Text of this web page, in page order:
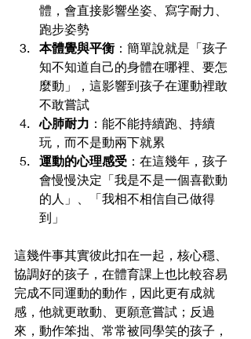
體，會直接影響坐姿、寫字耐力、
跑步姿勢
本體覺與平衡 ：簡單說就是「孩子
知不知道自己的身體在哪裡、要怎
麼動」，這影響到孩子在運動裡敢
不敢嘗試
心肺耐力 ：能不能持續跑、持續
玩，而不是動兩下就累
運動的心理感受 ：在這幾年，孩子
會慢慢決定「我是不是一個喜歡動
的人」、「我相不相信自己做得
到」
這幾件事其實彼此扣在一起，核心穩、
協調好的孩子，在體育課上也比較容易
完成不同運動的動作，因此更有成就
感，他就更敢動、更願意嘗試；反過
來，動作笨拙、常常被同學笑的孩子，